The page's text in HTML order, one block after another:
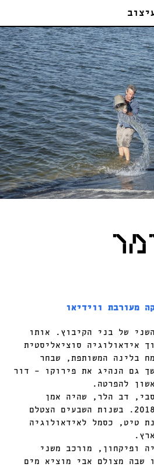
מעורבת ווידיאו
של בני הקיבוץ. אותו
אידאולוגיה סוציאליסטית
בלינה המשותפת, שבחר
גם הנהיג את פירוקו – דור
להפרטה.
דב הלר, שהיה אמן
קיבוצי ונפטר בשנת 2018. בשנות השבעים הצטלם
טיט, כסמל לאידאולוגיה
ופיקחון, מורכב משני
שבה מצולם אבי מוציא מים